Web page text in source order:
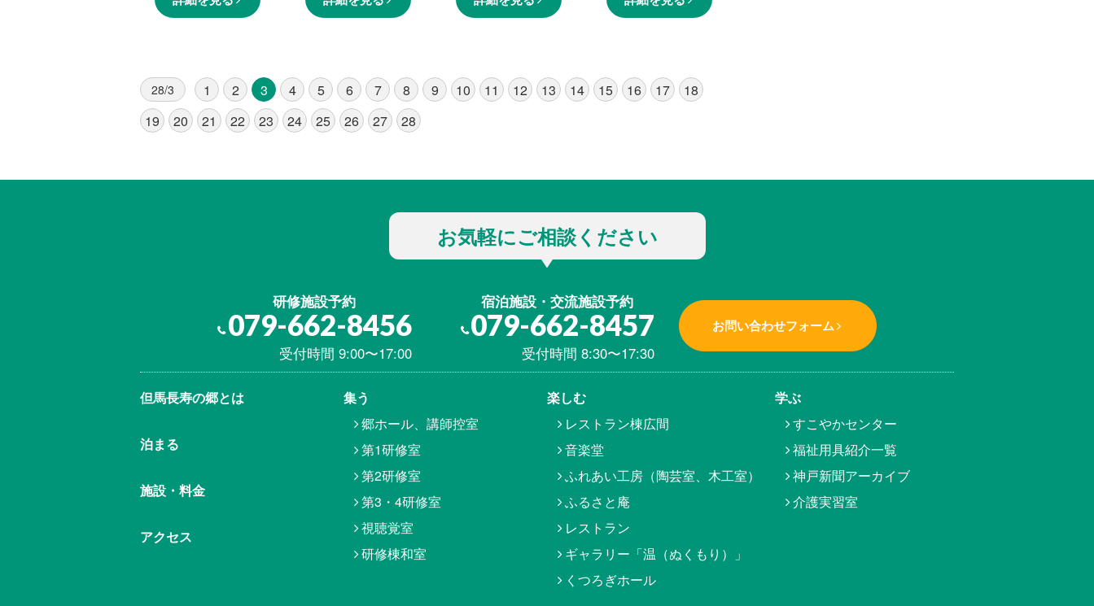
28/3 1 2 3 4 5 6 7 8 9 10 11 12 13 14 15 16 17
18
19
20 21 22 23 24 25 26 27 28
お気軽にご相談ください
研修施設予約
079-662-8456
受付時間 9:00〜17:00
宿泊施設・交流施設予約
079-662-8457
受付時間 8:30〜17:30
お問い合わせフォーム
但馬⾧寿の郷とは
泊まる
施設・料金
アクセス
集う
郷ホール、講師控室
第1研修室
第2研修室
第3・4研修室
視聴覚室
研修棟和室
楽しむ
レストラン棟広間
音楽堂
ふれあい工房（陶芸室、木工室）
ふるさと庵
レストラン
ギャラリー「温（ぬくもり）」
くつろぎホール
学ぶ
すこやかセンター
福祉用具紹介一覧
神戸新聞アーカイブ
介護実習室